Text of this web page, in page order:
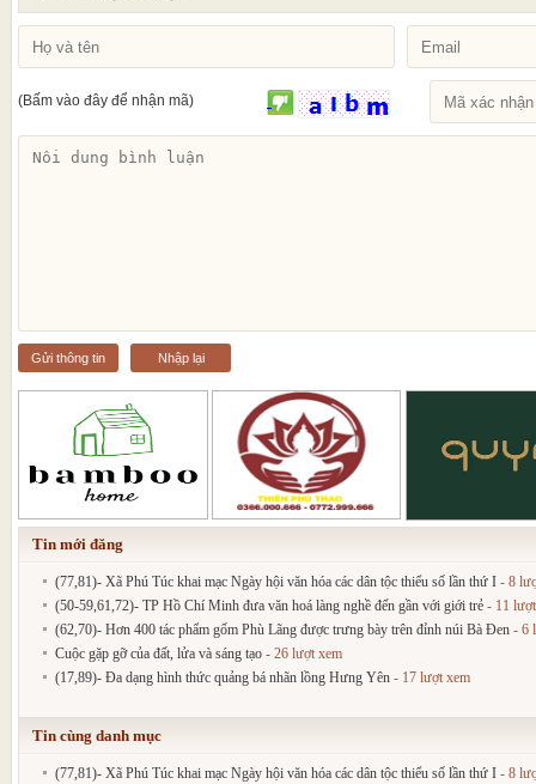
(Bấm vào đây để nhận mã)
Gửi thông tin Nhập lại
Tin mới đăng
(77,81)- Xã Phú Túc khai mạc Ngày hội văn hóa các dân tộc thiểu số lần thứ I - 8
(50-59,61,72)- TP Hồ Chí Minh đưa văn hoá làng nghề đến gần với giới trẻ - 11
(62,70)- Hơn 400 tác phẩm gốm Phù Lãng được trưng bày trên đỉnh núi Bà Đen - 6
Cuộc gặp gỡ của đất, lửa và sáng tạo - 26 lượt xem
(17,89)- Đa dạng hình thức quảng bá nhãn lồng Hưng Yên - 17 lượt xem
Tin cùng danh mục
(77,81)- Xã Phú Túc khai mạc Ngày hội văn hóa các dân tộc thiểu số lần thứ I - 8